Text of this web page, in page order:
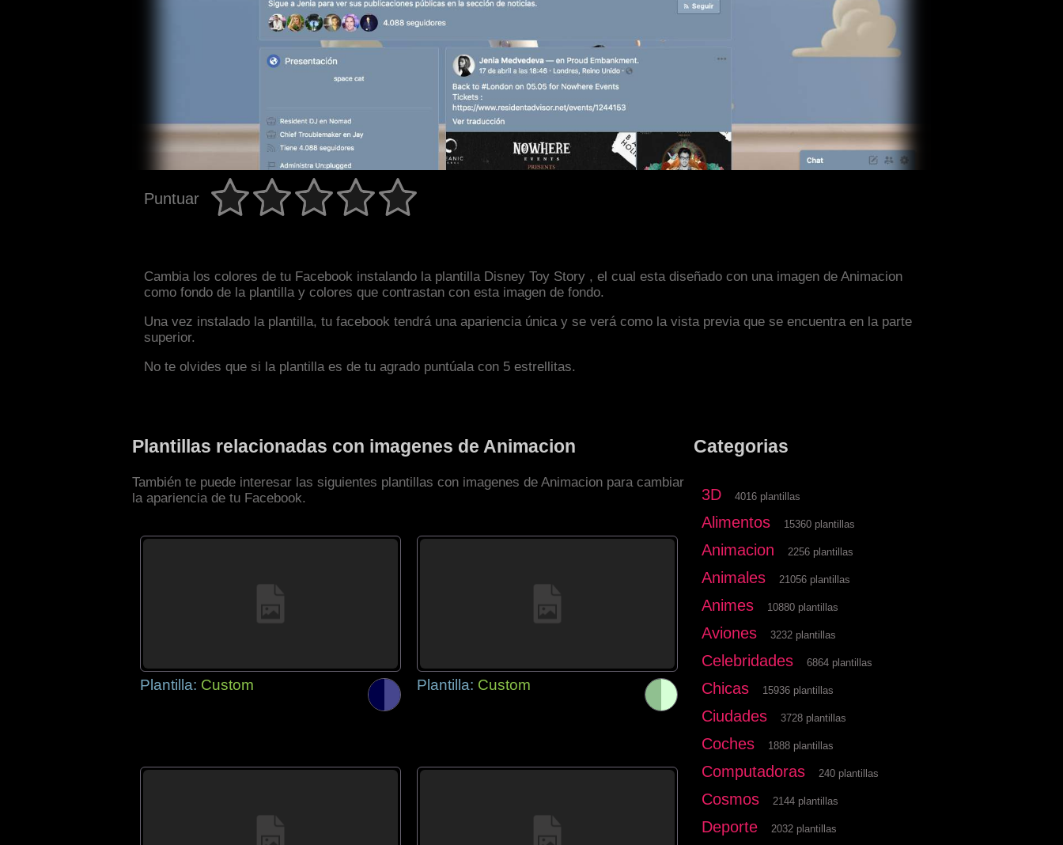
Puntuar
Cambia los colores de tu Facebook instalando la plantilla Disney Toy Story , el cual esta diseñado con una imagen de Animacion
como fondo de la plantilla y colores que contrastan con esta imagen de fondo.
Una vez instalado la plantilla, tu facebook tendrá una apariencia única y se verá como la vista previa que se encuentra en la parte
superior.
No te olvides que si la plantilla es de tu agrado puntúala con 5 estrellitas.
Plantillas relacionadas con imagenes de Animacion
También te puede interesar las siguientes plantillas con imagenes de Animacion para cambiar
la apariencia de tu Facebook.
Plantilla: Custom Plantilla: Custom
Categorias
3D 4016 plantillas
Alimentos 15360 plantillas
Animacion 2256 plantillas
Animales 21056 plantillas
Animes 10880 plantillas
Aviones 3232 plantillas
Celebridades 6864 plantillas
Chicas 15936 plantillas
Ciudades 3728 plantillas
Coches 1888 plantillas
Computadoras 240 plantillas
Cosmos 2144 plantillas
Deporte 2032 plantillas